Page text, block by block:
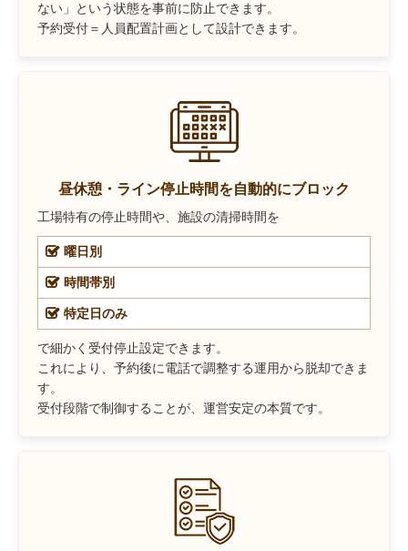
ない」という状態を事前に防止できます。
予約受付＝人員配置計画として設計できます。
昼休憩・ライン停止時間を自動的にブロック
工場特有の停止時間や、施設の清掃時間を
曜日別
時間帯別
特定日のみ
で細かく受付停止設定できます。
これにより、予約後に電話で調整する運用から脱却できま
す。
受付段階で制御することが、運営安定の本質です。